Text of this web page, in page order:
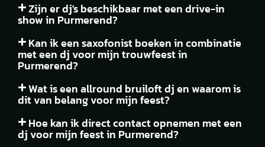
Zijn er dj's beschikbaar met een drive-in
show in Purmerend?
Kan ik een saxofonist boeken in combinatie
met een dj voor mijn trouwfeest in
Purmerend?
Wat is een allround bruiloft dj en waarom is
dit van belang voor mijn feest?
Hoe kan ik direct contact opnemen met een
dj voor mijn feest in Purmerend?